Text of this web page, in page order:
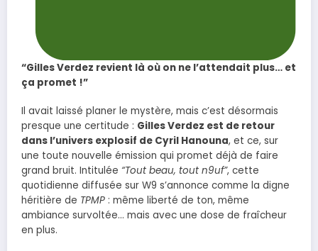
“Gilles Verdez revient là où on ne l’attendait plus… et
ça promet !”
Il avait laissé planer le mystère, mais c’est désormais
presque une certitude : Gilles Verdez est de retour
dans l’univers explosif de Cyril Hanouna, et ce, sur
une toute nouvelle émission qui promet déjà de faire
grand bruit. Intitulée “Tout beau, tout n9uf”, cette
quotidienne diffusée sur W9 s’annonce comme la digne
héritière de TPMP : même liberté de ton, même
ambiance survoltée… mais avec une dose de fraîcheur
en plus.